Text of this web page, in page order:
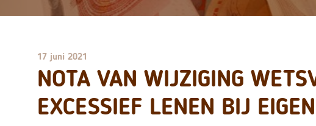
17 juni 2021
NOTA VAN WIJZIGING
EXCESSIEF LENEN BIJ